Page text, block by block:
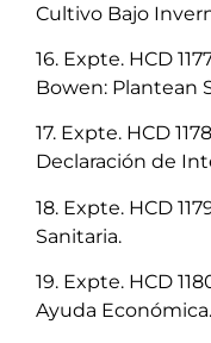
Cultivo Bajo
16. Expte. HCD
Bowen: Plantean
17. Expte. HCD
Declaración de
18. Expte. HCD
Sanitaria.
19. Expte. HCD
Ayuda Económica.